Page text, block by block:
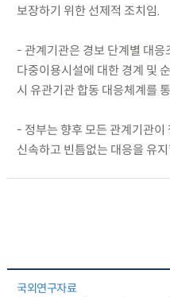
보장하기 위한 선제적 조치임.
- 관계기관은 경보 단계별 대응
다중이용시설에 대한 경계 및
시 유관기관 합동 대응체계를
- 정부는 향후 모든 관계기관이
신속하고 빈틈없는 대응을 유
국외연구자료